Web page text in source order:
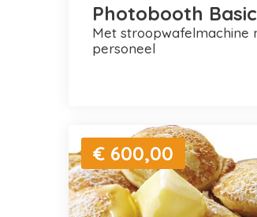
Photobooth Basic
met stroopwafelmachine met
personeel
€ 600,00